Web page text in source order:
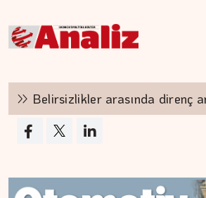
Belirsizlikler arasında direnç